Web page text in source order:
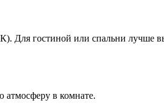
Для гостиной или спальни лучше
атмосферу в комнате.